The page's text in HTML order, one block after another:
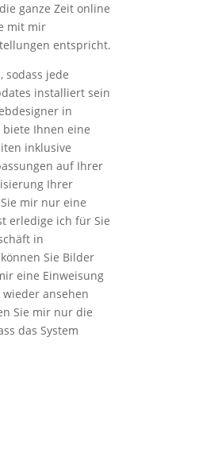
ganze Zeit online
mit mir
entspricht.
sodass jede
installiert sein
in
Ihnen eine
inklusive
auf Ihrer
Ihrer
mir nur eine
erledige ich für Sie
in
Sie Bilder
eine Einweisung
ansehen
Sie mir nur die
das System